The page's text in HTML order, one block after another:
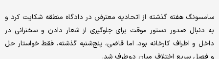
سامسونگ هفته گذشته از اتحادیه معترض در دادگاه منطقه شکایت کرد و
به دنبال صدور دستور موقت برای جلوگیری از شعار دادن و سخنرانی در
داخل و اطراف کارخانه بود. اما قاضی، پنج‌شنبه گذشته، فقط خواستار حل
و فصل سریع اختلاف میان دوطرف شد.